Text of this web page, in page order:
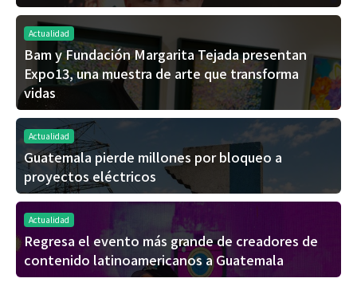
Actualidad
Bam y Fundación Margarita Tejada presentan
Expo13, una muestra de arte que transforma
vidas
Actualidad
Guatemala pierde millones por bloqueo a
proyectos eléctricos
Actualidad
Regresa el evento más grande de creadores de
contenido latinoamericanos a Guatemala